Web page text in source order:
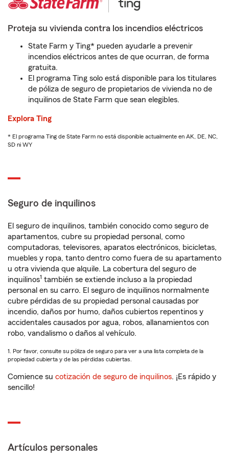
Proteja su vivienda contra los incendios eléctricos
State Farm y Ting* pueden ayudarle a prevenir
incendios eléctricos antes de que ocurran, de forma
gratuita.
El programa Ting solo está disponible para los titulares
de póliza de seguro de propietarios de vivienda no de
inquilinos de State Farm que sean elegibles.
Explora Ting
* El programa Ting de State Farm no está disponible actualmente en AK, DE, NC,
SD ni WY
Seguro de inquilinos
El seguro de inquilinos, también conocido como seguro de
apartamentos, cubre su propiedad personal, como
computadoras, televisores, aparatos electrónicos, bicicletas,
muebles y ropa, tanto dentro como fuera de su apartamento
u otra vivienda que alquile. La cobertura del seguro de
inquilinos1 también se extiende incluso a la propiedad
personal en su carro. El seguro de inquilinos normalmente
cubre pérdidas de su propiedad personal causadas por
incendio, daños por humo, daños cubiertos repentinos y
accidentales causados por agua, robos, allanamientos con
robo, vandalismo o daños al vehículo.
1. Por favor, consulte su póliza de seguro para ver a una lista completa de la
propiedad cubierta y de las pérdidas cubiertas.
Comience su cotización de seguro de inquilinos. ¡Es rápido y
sencillo!
Artículos personales